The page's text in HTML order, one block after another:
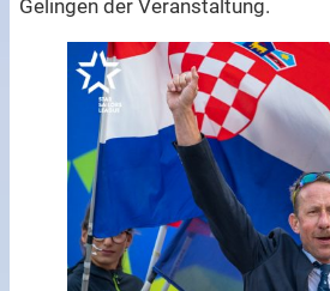
Gelingen der Veranstaltung.